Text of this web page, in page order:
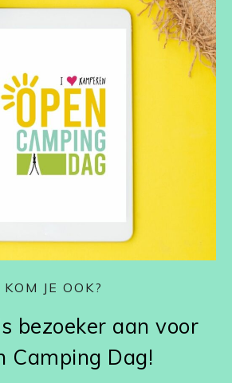
KOM JE OOK?
bezoeker aan voor
Camping Dag!